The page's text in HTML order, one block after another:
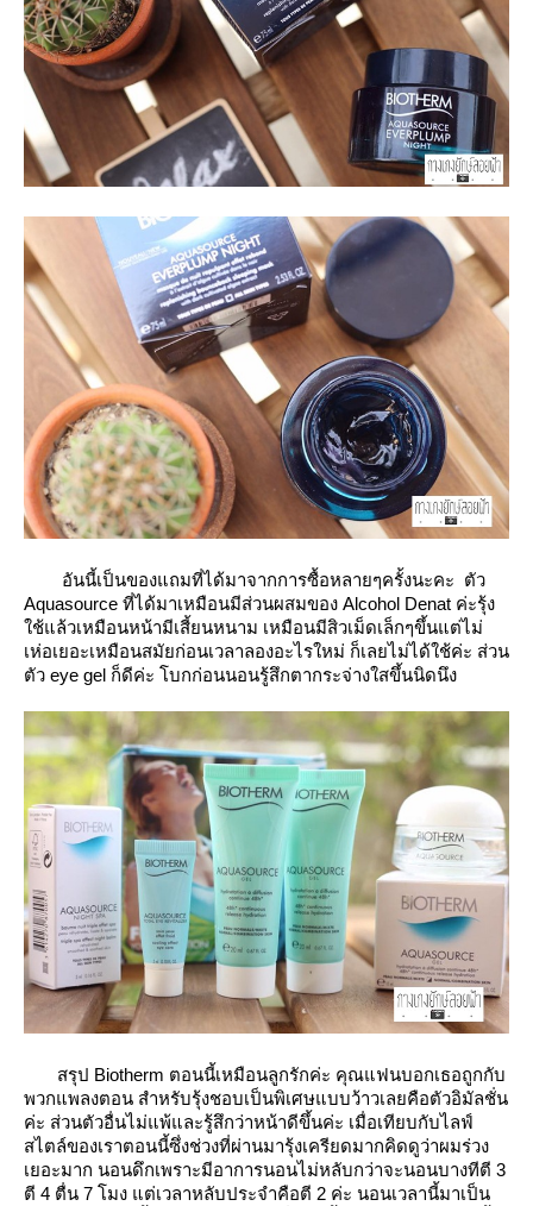
อันนี้เป็นของแถมที่ได้มาจากการซื้อหลายๆครั้งนะคะ ตัว
Aquasource ที่ได้มาเหมือนมีส่วนผสมของ Alcohol Denat ค่ะรุ้ง
ช้แล้วเหมือนหน้ามีเสี้ยนหนาม เหมือนมีสิวเม็ดเล็กๆขึ้นแต่ไม่
เห่อเยอะเหมือนสมัยก่อนเวลาลองอะไรใหม่ ก็เลยไม่ได้ใช้ค่ะ ส่วน
ตัว eye gel ก็ดีค่ะ โบกก่อนนอนรู้สึกตากระจ่างใสขึ้นนิดนึง
สรุป Biotherm ตอนนี้เหมือนลูกรักค่ะ คุณแฟนบอกเธอถูกกับ
พวกแพลงตอน สำหรับรุ้งชอบเป็นพิเศษแบบว้าวเลยคือตัวอิมัลชั่น
ค่ะ ส่วนตัวอื่นไม่แพ้และรู้สึกว่าหน้าดีขึ้นค่ะ เมื่อเทียบกับไลฟ์
สไตล์ของเราตอนนี้ซึ่งช่วงที่ผ่านมารุ้งเครียดมากคิดดูว่าผมร่วง
เยอะมาก นอนดึกเพราะมีอาการนอนไม่หลับกว่าจะนอนบางทีตี 3
ตี 4 ตื่น 7 โมง แต่เวลาหลับประจำคือตี 2 ค่ะ นอนเวลานี้มาเป็น